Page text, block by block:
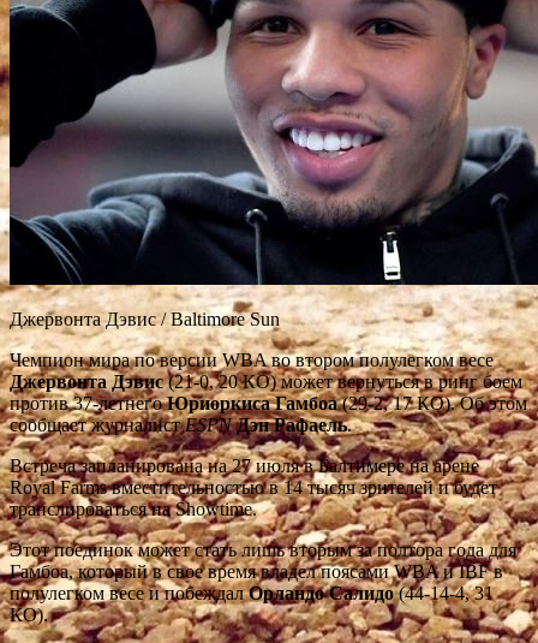
Джервонта Дэвис / Baltimore Sun
Чемпион мира по версии WBA во втором полулегком весе
Джервонта Дэвис(21-0, 20 КО) может вернуться в ринг боем
против 37-летнегоЮриоркиса Гамбоа(29-2, 17 КО). Об этом
сообщает журналистESPN Дэн Рафаель.
Встреча запланирована на 27 июля в Балтимере на арене
Royal Farms вместительностью в 14 тысяч зрителей и будет
транслироваться на Showtime.
Этот поединок может стать лишь вторым за полтора года для
Гамбоа, который в свое время владел поясами WBA и IBF в
полулегком весе и побеждалОрландо Салидо(44-14-4, 31
КО).